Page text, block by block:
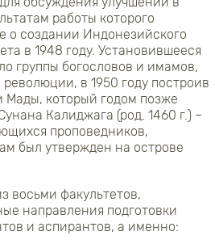
работы которого
о создании Индонезийского
в 1948 году. Установившееся
группы богословов и имамов,
в 1950 году построив
Мады, который годом позже
Калиджага (род. 1460 г.) –
проповедников,
был утвержден на острове
восьми факультетов,
направления подготовки
и аспирантов, а именно: